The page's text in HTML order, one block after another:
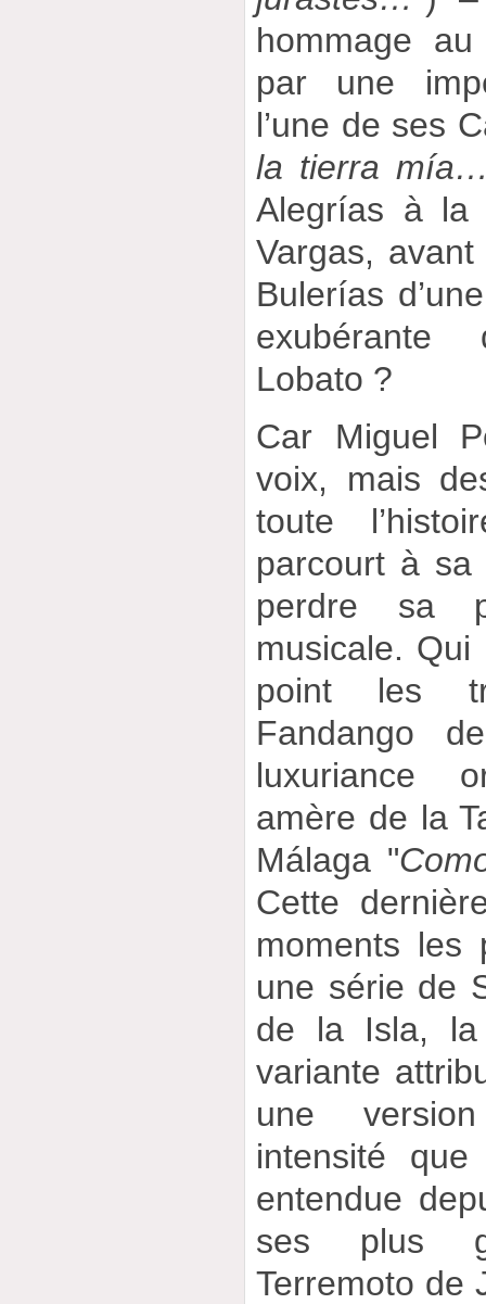
hommage
par une
l’une de ses
la tierra
Alegrías à la
Vargas,
Bulerías
Lobato ?
Car Miguel
voix, mais
toute
parcourt à
perdre sa
musicale.
point les
Fandango
luxuriance
amère de la
Málaga "
Cette
moments les
une série de
de la Isla, la
variante
une
intensité que
entendue
ses plus
Terremoto de